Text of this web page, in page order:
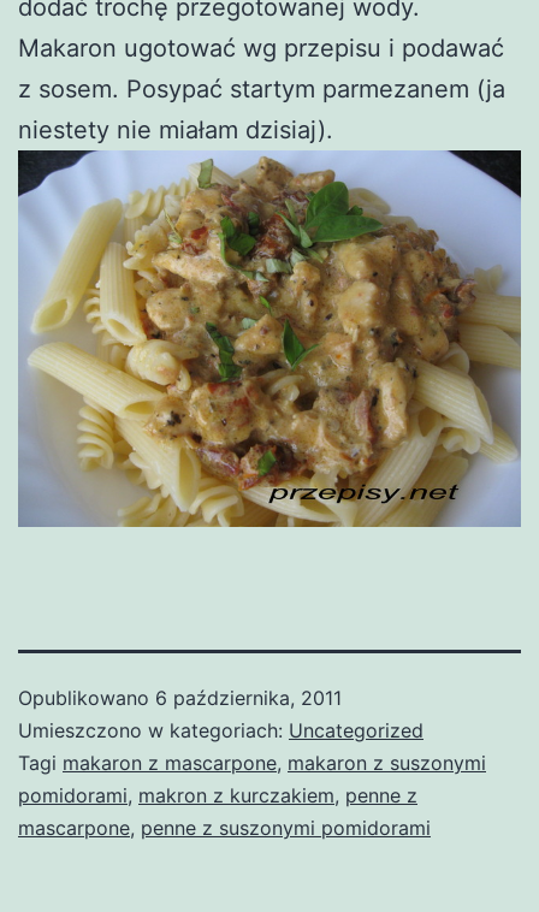
dodać trochę przegotowanej wody.
Makaron ugotować wg przepisu i podawać
z sosem. Posypać startym parmezanem (ja
niestety nie miałam dzisiaj).
Opublikowano 6 października, 2011
Umieszczono w kategoriach: Uncategorized
Tagi makaron z mascarpone, makaron z suszonymi
pomidorami, makron z kurczakiem, penne z
mascarpone, penne z suszonymi pomidorami